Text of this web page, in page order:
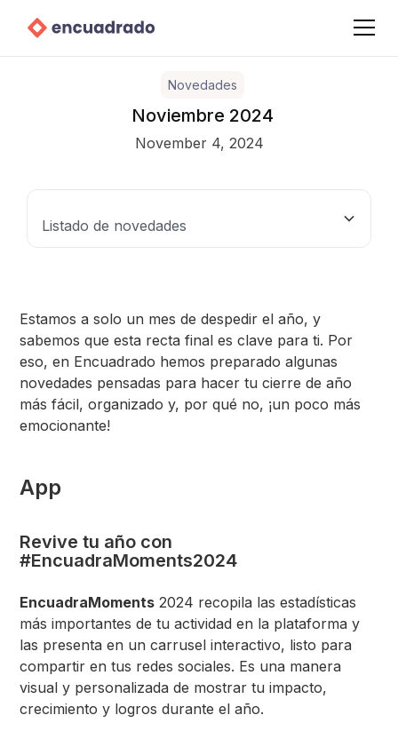
Novedades
Noviembre 2024
November 4, 2024
Listado de novedades
la App
Estamos a solo un mes de despedir el año, y
sabemos que esta recta final es clave para ti. Por
eso, en Encuadrado hemos preparado algunas
novedades pensadas para hacer tu cierre de año
más fácil, organizado y, por qué no, ¡un poco más
emocionante!
App
Revive tu año con
#EncuadraMoments2024
EncuadraMoments 2024 recopila las estadísticas
más importantes de tu actividad en la plataforma y
las presenta en un carrusel interactivo, listo para
compartir en tus redes sociales. Es una manera
visual y personalizada de mostrar tu impacto,
crecimiento y logros durante el año.